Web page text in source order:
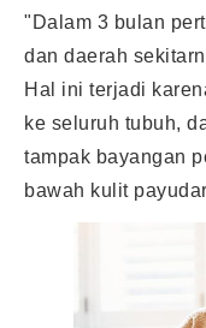
"Dalam 3 bulan
dan daerah
Hal ini terjadi
ke seluruh tubuh,
tampak bayangan
bawah kulit